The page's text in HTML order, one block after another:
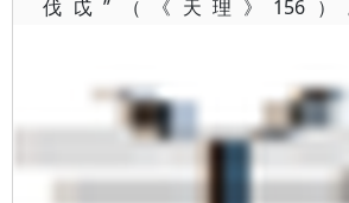
伐戉”（《天理》156）